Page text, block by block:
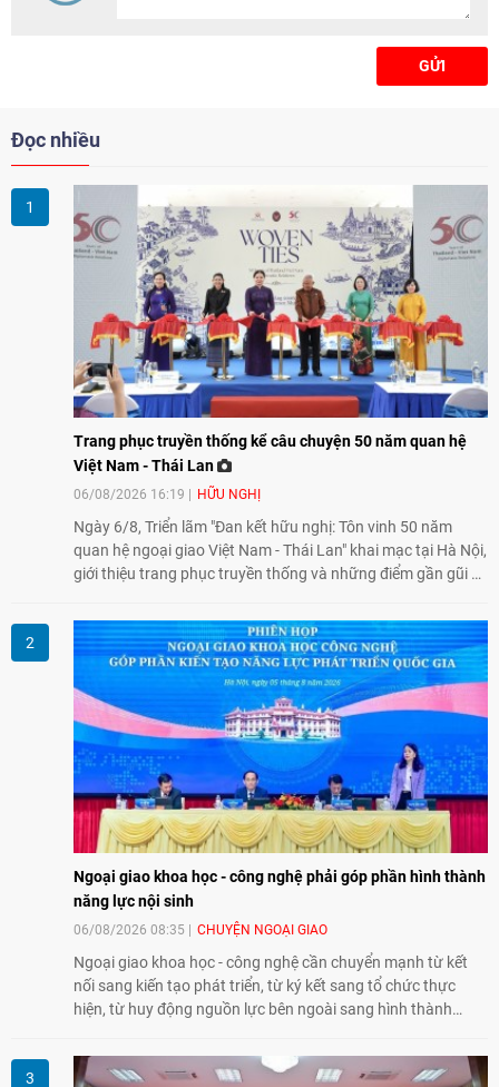
GỬI
Đọc nhiều
Trang phục truyền thống kể câu chuyện 50 năm quan hệ
Việt Nam - Thái Lan
06/08/2026 16:19 HỮU NGHỊ
Ngày 6/8, Triển lãm "Đan kết hữu nghị: Tôn vinh 50 năm
quan hệ ngoại giao Việt Nam - Thái Lan" khai mạc tại Hà Nội,
giới thiệu trang phục truyền thống và những điểm gần gũi về
giao lưu nhân dân trong chặng đường nửa thế kỷ quan hệ
song phương.
Ngoại giao khoa học - công nghệ phải góp phần hình thành
năng lực nội sinh
06/08/2026 08:35 CHUYỆN NGOẠI GIAO
Ngoại giao khoa học - công nghệ cần chuyển mạnh từ kết
nối sang kiến tạo phát triển, từ ký kết sang tổ chức thực
hiện, từ huy động nguồn lực bên ngoài sang hình thành
nghệ, đổi mới sáng tạo và chuyển đổi số trở thành động lực
phát triển đất nước.